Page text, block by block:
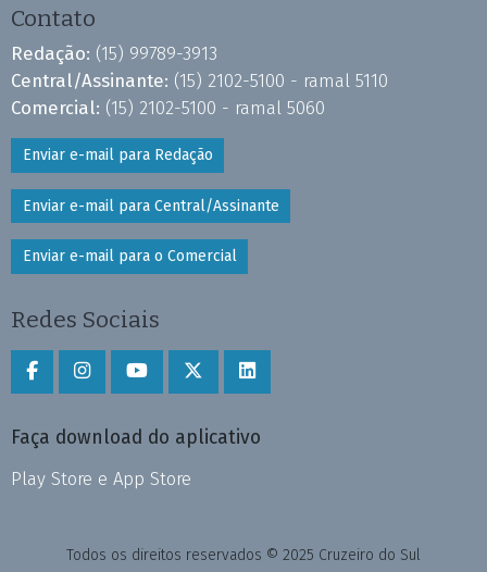
Contato
Redação: (15) 99789-3913
Central/Assinante: (15) 2102-5100 - ramal 5110
Comercial: (15) 2102-5100 - ramal 5060
Enviar e-mail para Redação
Enviar e-mail para Central/Assinante
Enviar e-mail para o Comercial
Redes Sociais
Faça download do aplicativo
Play Store e App Store
Todos os direitos reservados © 2025 Cruzeiro do Sul